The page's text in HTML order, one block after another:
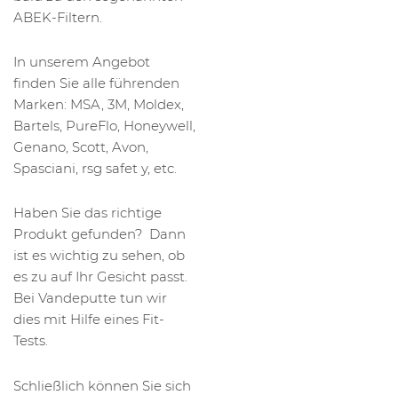
ABEK-Filtern.
In unserem Angebot
finden Sie alle führenden
Marken: MSA, 3M, Moldex,
Bartels, PureFlo, Honeywell,
Genano, Scott, Avon,
Spasciani, rsg safet y, etc.
Haben Sie das richtige
Produkt gefunden? Dann
ist es wichtig zu sehen, ob
es zu auf Ihr Gesicht passt.
Bei Vandeputte tun wir
dies mit Hilfe eines Fit-
Tests.
Schließlich können Sie sich